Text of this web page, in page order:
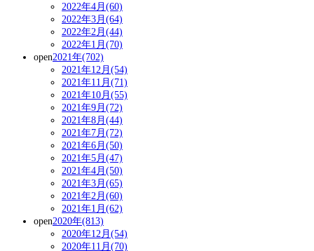
2022年4月(60)
2022年3月(64)
2022年2月(44)
2022年1月(70)
open2021年(702)
2021年12月(54)
2021年11月(71)
2021年10月(55)
2021年9月(72)
2021年8月(44)
2021年7月(72)
2021年6月(50)
2021年5月(47)
2021年4月(50)
2021年3月(65)
2021年2月(60)
2021年1月(62)
open2020年(813)
2020年12月(54)
2020年11月(70)